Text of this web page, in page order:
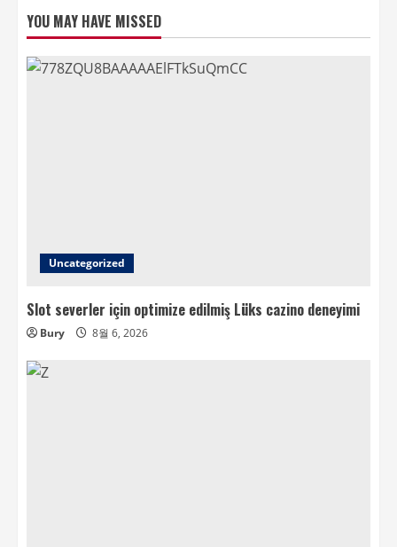
YOU MAY HAVE MISSED
Uncategorized
Slot severler için optimize edilmiş Lüks cazino deneyimi
Bury 8월 6, 2026